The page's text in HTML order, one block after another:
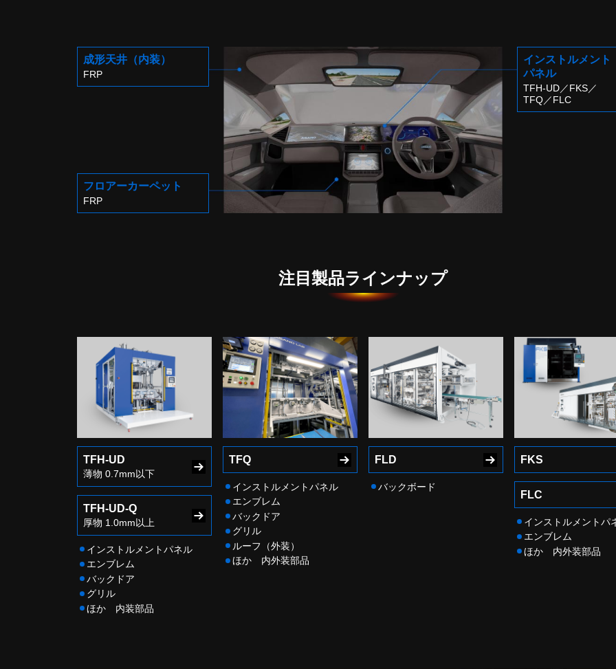
成形天井 （内装）
FRP
フロアーカーペット
FRP
インストルメント
パネル
TFH-UD／FKS／
TFQ／FLC
注目製品ラインナップ
TFH-UD
薄物 0.7mm以下
TFH-UD-Q
厚物 1.0mm以上
インストルメントパネル
エンブレム
バックドア
グリル
ほか 内装部品
TFQ
インストルメントパネル
エンブレム
バックドア
グリル
ルーフ（外装）
ほか 内外装部品
FLD
バックボード
FKS
FLC
インストルメントパ
エンブレム
ほか 内外装部品